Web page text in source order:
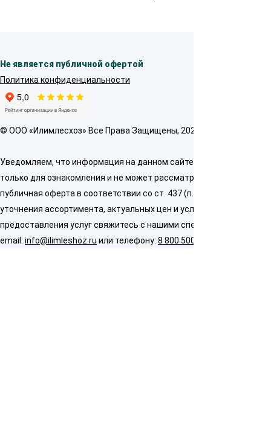
Не является публичной офертой
Политика конфиденциальности
© OOO «Илимлесхоз» Все Права Защищены, 2026
Уведомляем, что информация на данном сайте предназначена
только для ознакомления и не может рассматриваться как
публичная оферта в соответствии со ст. 437 (п. 2) ГК РФ. Для
уточнения ассортимента, актуальных цен и условий
предоставления услуг свяжитесь с нашими специалистами по
email: info@ilimleshoz.ru или телефону: 8 800 500 5437